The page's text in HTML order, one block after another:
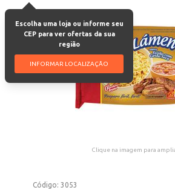
Escolha uma loja ou informe seu
CEP para ver ofertas da sua
região
INFORMAR LOCALIZAÇÃO
Clique na imagem para
Código:3053